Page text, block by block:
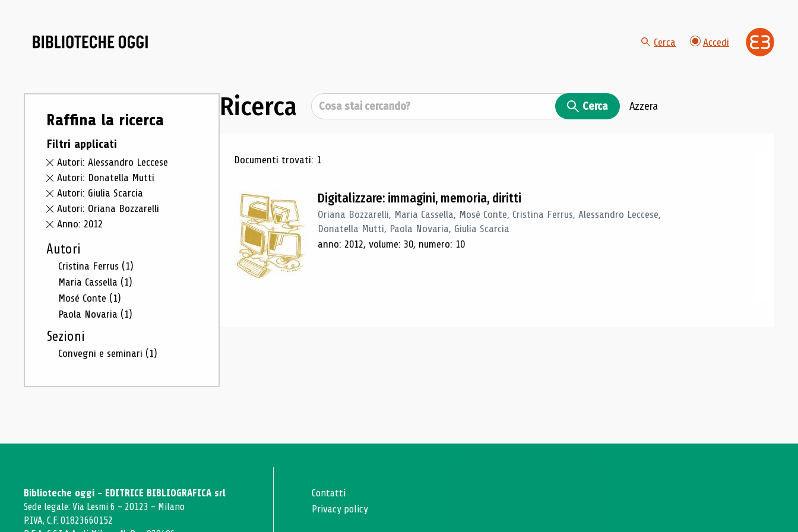
Cerca Accedi
Raffina la ricerca
Filtri applicati
Autori: Alessandro Leccese
Autori: Donatella Mutti
Autori: Giulia Scarcia
Autori: Oriana Bozzarelli
Anno: 2012
Autori
Cristina Ferrus (1)
Maria Cassella (1)
Mosé Conte (1)
Paola Novaria (1)
Sezioni
Convegni e seminari (1)
Ricerca Cerca Cerca Azzera
Risultati di ricerca
Documenti trovati: 1
Digitalizzare: immagini, memoria, diritti
Oriana Bozzarelli, Maria Cassella, Mosé Conte, Cristina Ferrus, Alessandro Leccese,
Donatella Mutti, Paola Novaria, Giulia Scarcia
anno: 2012, volume: 30, numero: 10
Biblioteche oggi - EDITRICE BIBLIOGRAFICA srl
Sede legale: Via Lesmi 6 - 20123 - Milano
P.IVA, C.F. 01823660152
Contatti
Privacy policy